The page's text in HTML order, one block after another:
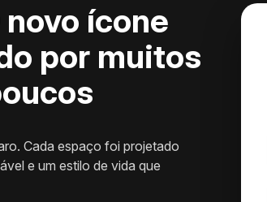
novo ícone
por muitos
Cada espaço foi projetado
e um estilo de vida que